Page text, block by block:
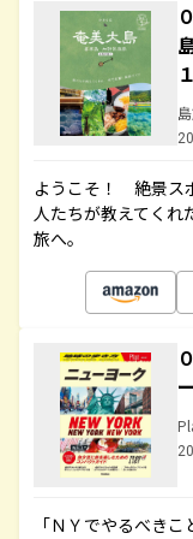
ようこそ！ 絶景ス
人たちが教えてくれ
旅へ。
「ＮＹでやるべき